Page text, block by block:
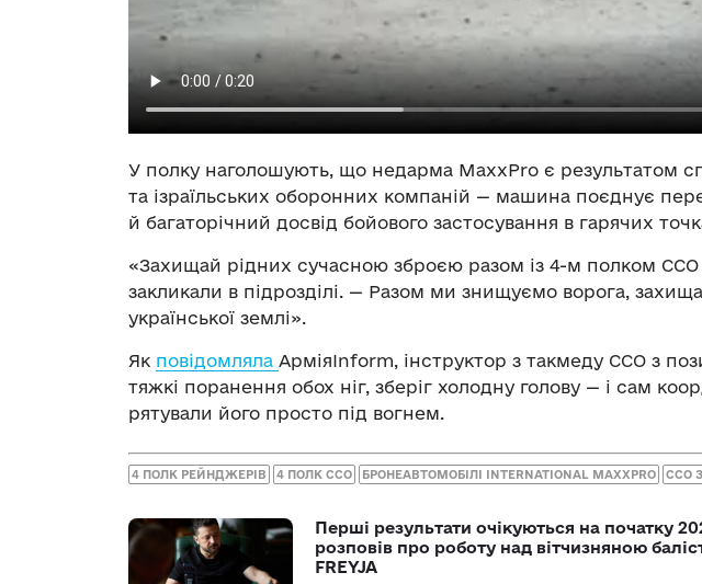
У полку наголошують, що недарма MaxxPro є результатом
та ізраїльських оборонних компаній — машина поєднує
й багаторічний досвід бойового застосування в гарячих
«Захищай рідних сучасною зброєю разом із 4-м полком
закликали в підрозділі. — Разом ми знищуємо ворога,
української землі».
Як повідомляла АрміяInform, інструктор з такмеду ССО з
тяжкі поранення обох ніг, зберіг холодну голову — і сам
рятували його просто під вогнем.
4 ПОЛК РЕЙНДЖЕРІВ 4 ПОЛК ССО БРОНЕАВТОМОБІЛІ INTERNATIONAL MAXXPRO ССО
Перші результати очікуються на початку
розповів про роботу над вітчизняною
FREYJA